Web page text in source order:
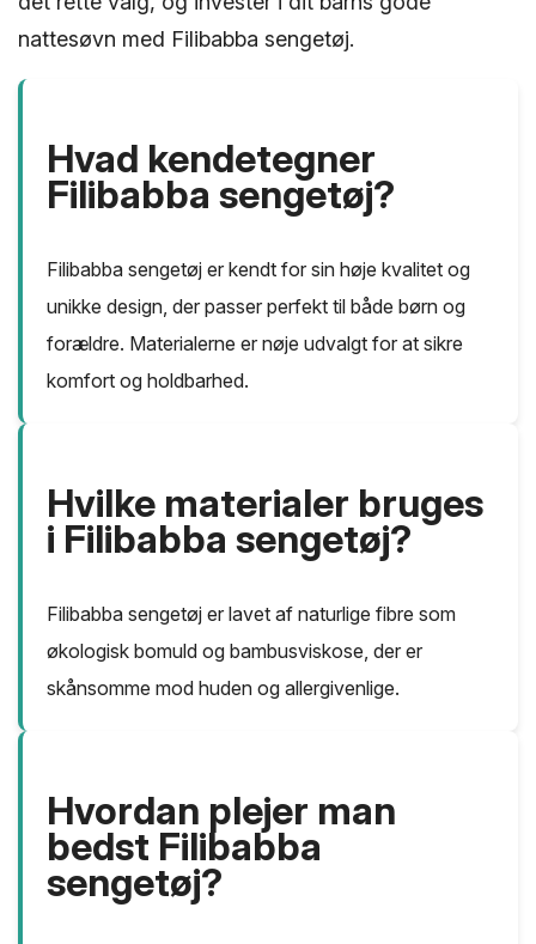
nattesøvn med Filibabba sengetøj.
Hvad kendetegner
Filibabba sengetøj?
Filibabba sengetøj er kendt for sin høje kvalitet og
unikke design, der passer perfekt til både børn og
forældre. Materialerne er nøje udvalgt for at sikre
komfort og holdbarhed.
Hvilke materialer bruges
i Filibabba sengetøj?
Filibabba sengetøj er lavet af naturlige fibre som
økologisk bomuld og bambusviskose, der er
skånsomme mod huden og allergivenlige.
Hvordan plejer man
bedst Filibabba
sengetøj?